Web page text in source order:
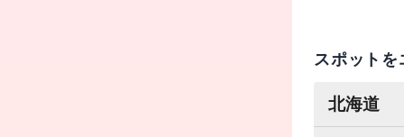
スポット
北海道